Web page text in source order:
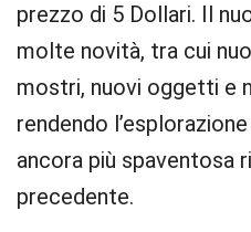
prezzo di 5 Dollari. Il
molte novità, tra cui
mostri, nuovi oggetti e
rendendo
ancora più spaventosa
precedente.